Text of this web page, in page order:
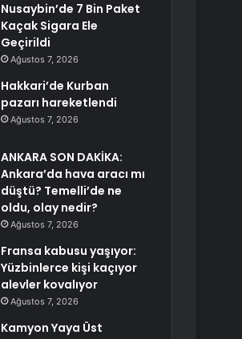
Nusaybin’de 7 Bin Paket
Kaçak Sigara Ele
Geçirildi
Ağustos 7, 2026
Hakkari’de Kurban
pazarı hareketlendi
Ağustos 7, 2026
ANKARA SON DAKİKA:
Ankara’da hava aracı mı
düştü? Temelli’de ne
oldu, olay nedir?
Ağustos 7, 2026
Fransa kabusu yaşıyor:
Yüzbinlerce kişi kaçıyor
alevler kovalıyor
Ağustos 7, 2026
Kamyon Yaya Üst